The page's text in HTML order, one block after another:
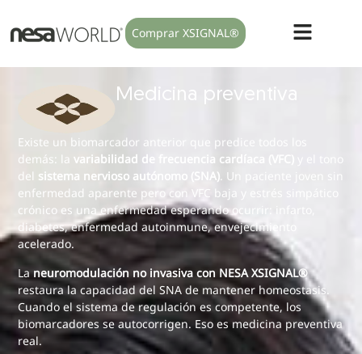
Comprar XSIGNAL®
Medicina preventiva
Existe un biomarcador anterior que predice todos los
demás: lavariabilidad de frecuencia cardíaca (VFC)
y el tono
del sistema nervioso autónomo (SNA). Un paciente joven sin
enfermedad aparente pero con VFC baja y estrés simpático
crónico es una enfermedad esperando ocurrir: infarto,
diabetes, enfermedad autoinmune, envejecimiento
acelerado.
Laneuromodulación no invasiva con NESA XSIGNAL®
restaura la capacidad del SNA de mantener homeostasis.
Cuando el sistema de regulación es competente, los
biomarcadores se autocorrigen. Eso es medicina preventiva
real.